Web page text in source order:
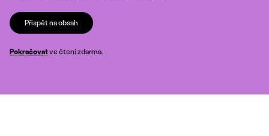
Přispět na obsah
Pokračovatve čtení zdarma.